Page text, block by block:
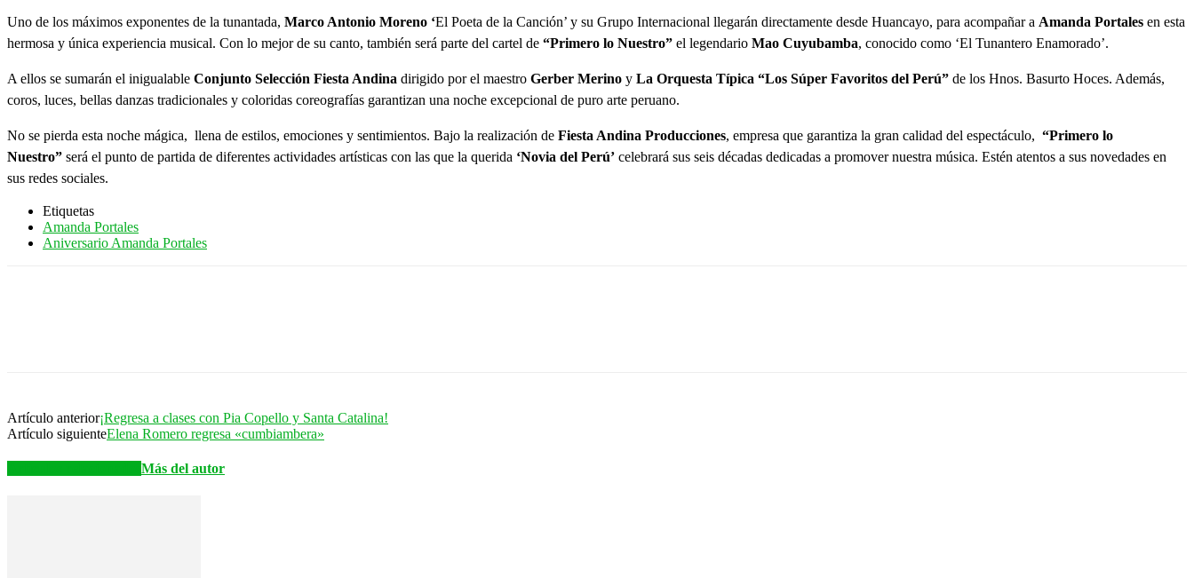
Uno de los máximos exponentes de la tunantada, Marco Antonio Moreno ‘El Poeta de la Canción’ y su Grupo Internacional llegarán directamente desde Huancayo, para acompañar a Amanda Portales en esta
hermosa y única experiencia musical. Con lo mejor de su canto, también será parte del cartel de “Primero lo Nuestro” el legendario Mao Cuyubamba, conocido como ‘El Tunantero Enamorado’.
A ellos se sumarán el inigualable Conjunto Selección Fiesta Andina dirigido por el maestro Gerber Merino y La Orquesta Típica “Los Súper Favoritos del Perú” de los Hnos. Basurto Hoces. Además,
coros, luces, bellas danzas tradicionales y coloridas coreografías garantizan una noche excepcional de puro arte peruano.
No se pierda esta noche mágica, llena de estilos, emociones y sentimientos. Bajo la realización de Fiesta Andina Producciones, empresa que garantiza la gran calidad del espectáculo, “Primero lo
Nuestro” será el punto de partida de diferentes actividades artísticas con las que la querida ‘Novia del Perú’ celebrará sus seis décadas dedicadas a promover nuestra música. Estén atentos a sus novedades en
sus redes sociales.
Etiquetas
Amanda Portales
Aniversario Amanda Portales
Artículo anterior¡Regresa a clases con Pia Copello y Santa Catalina!
Artículo siguienteElena Romero regresa «cumbiambera»
Más del autor